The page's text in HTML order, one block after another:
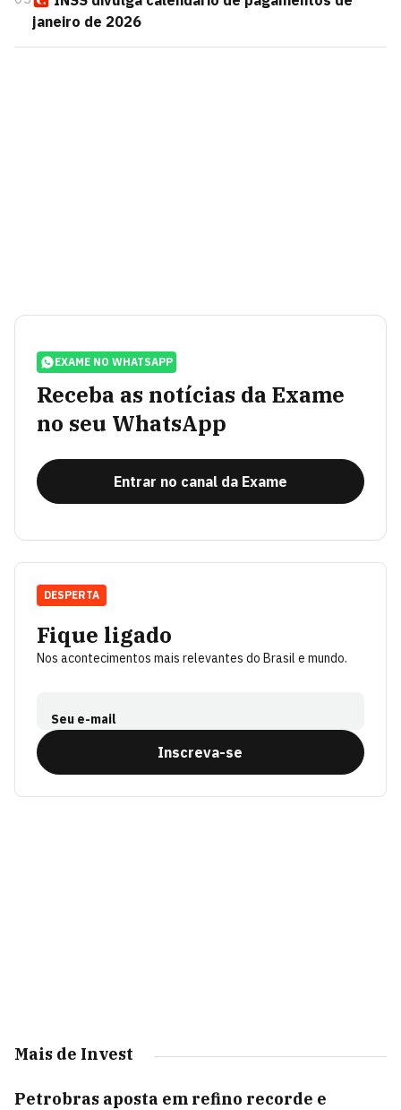
janeiro de 2026
EXAME NO WHATSAPP
Receba as notícias da Exame
no seu WhatsApp
Entrar no canal da Exame
Fique ligado
Nos acontecimentos mais relevantes do Brasil e mundo.
Seu e-mail
Inscreva-se
DESPERTA
Mais de Invest
Petrobras aposta em refino recorde e